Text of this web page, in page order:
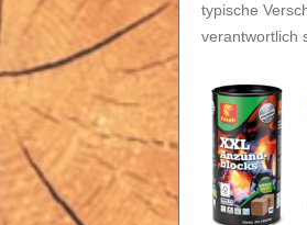
typische
verantwortlich